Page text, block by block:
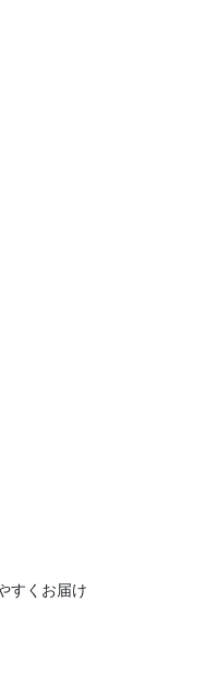
すくお届け